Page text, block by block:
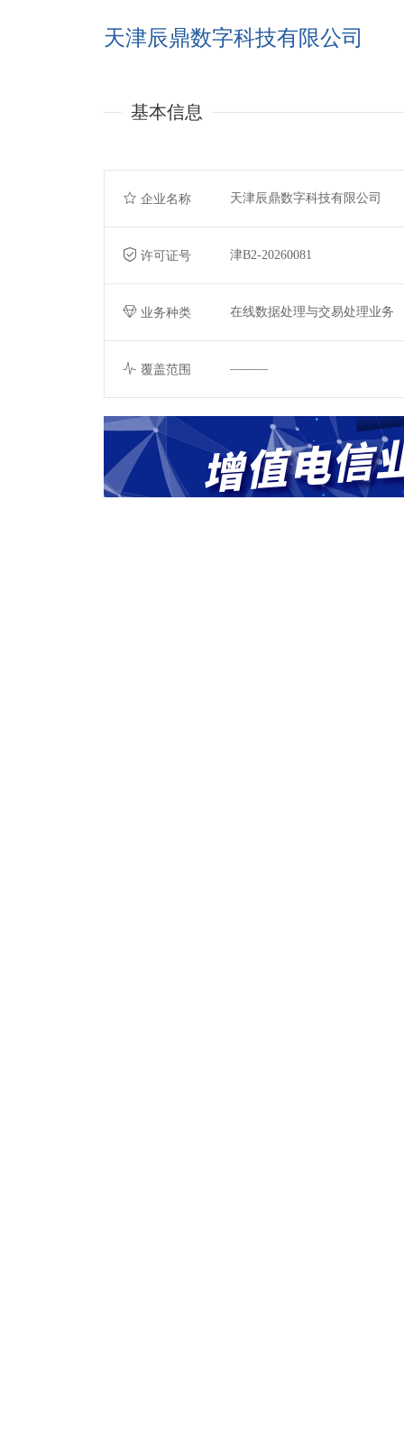
天津辰鼎数字科技有限公司
基本信息
企业名称 天津辰鼎数字科技有限公司
许可证号 津B2-20260081
业务种类 在线数据处理与交易处理业务
覆盖范围 ———